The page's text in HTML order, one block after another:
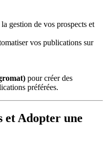
gestion de vos prospects et
vos publications sur
pour créer des
préférées.
et Adopter une